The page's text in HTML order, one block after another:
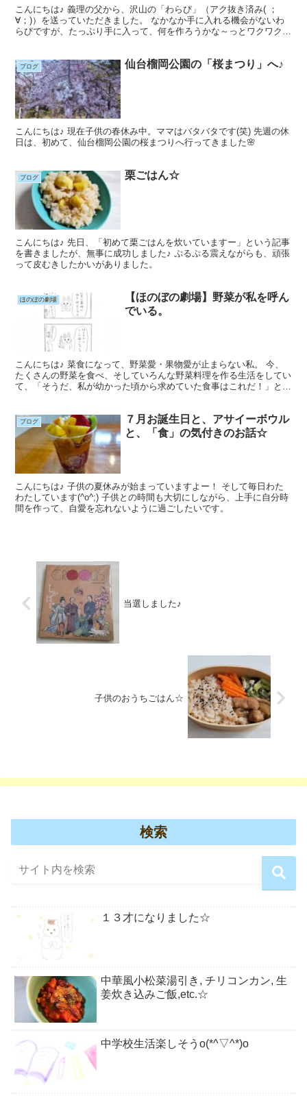
こんにちは♪ 義理の父から、沢山の「わらび」（アク抜き済み( ；
∀；)）を送っていただきました。 なかなか手に入れる機会がないわ
らびですが、たっぷり手に入って、何を作ろうかな～っとワクワク
ブログ 仙台榴岡公園の「桜まつり」へ♪
こんにちは♪ 現在子供の春休み中。ママはバタバタです(笑) 先週の休
日は、初めて、仙台榴岡公園の桜まつりへ行ってきました🌸
ブログ 栗ごはん☆
こんにちは♪ 先日、「初めて栗ごはんを炊いていますー」という記事
を書きましたが、無事に成功しました♪ ぷるぷる震えながらも、頑張
って皮むきしたかいがありました。
ほのぼの劇場
【ほのぼの劇場】野菜が私を呼ん
でいる。
こんにちは♪ 菜食になって、野菜愛・果物愛が止まらない私。 今、
たくさんの野菜を食べ、そしていろんな野菜料理を作る生活をしてい
て、「そうだ、私が幼かった頃から求めていた食事はこれだ！」とい
ブログ
７月お誕生日と、アサイーボウル
と、「食」の気付きのお話☆
こんにちは♪ 子供の夏休みが始まっていますよー！ そして毎日わた
わたしています(^o^;) 子供との時間も大切にしながら、上手に自分時
間を作って、自愛を忘れないように過ごしたいです。
当選しました♪
子供のおうちごはん☆
検索
１３才になりました☆
中華風小松菜湯引き, チリコンカン, 生
姜炊き込みご飯,etc.☆
中学校生活楽しそうo(*^▽^*)o